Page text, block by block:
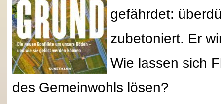
gefährdet:
zubetoniert. Er
Wie lassen sich
des Gemeinwohls lösen?